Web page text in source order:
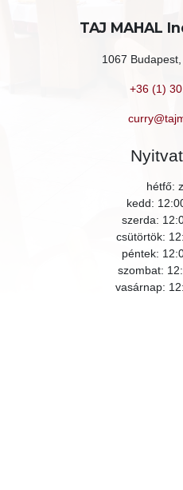
TAJ MAHAL
1067
+36 (1)
hétfő:
kedd:
szerda:
csütörtök:
péntek:
szombat:
vasárnap: